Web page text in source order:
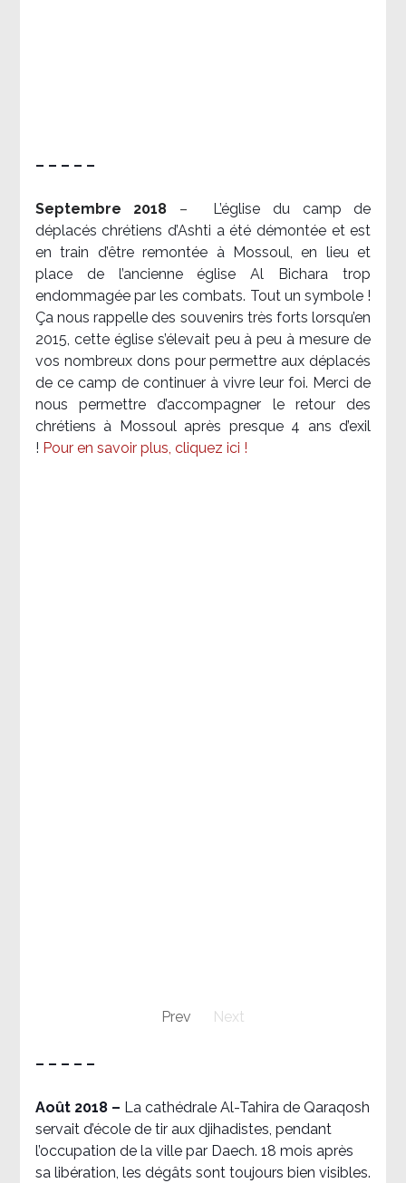
– – – – –
Septembre 2018 –
L’église du camp de
déplacés chrétiens d’Ashti a été démontée et est
en train d’être remontée à Mossoul, en lieu et
place de l’ancienne église Al Bichara trop
endommagée par les combats. Tout un symbole !
Ça nous rappelle des souvenirs très forts lorsqu’en
2015, cette église s’élevait peu à peu à mesure de
vos nombreux dons pour permettre aux déplacés
de ce camp de continuer à vivre leur foi. Merci de
nous permettre d’accompagner le retour des
chrétiens à Mossoul après presque 4 ans d’exil
! Pour en savoir plus, cliquez ici !
Prev Next
– – – – –
Août 2018 – La cathédrale Al-Tahira de Qaraqosh
servait d’école de tir aux djihadistes, pendant
l’occupation de la ville par Daech. 18 mois après
sa libération, les dégâts sont toujours bien visibles.